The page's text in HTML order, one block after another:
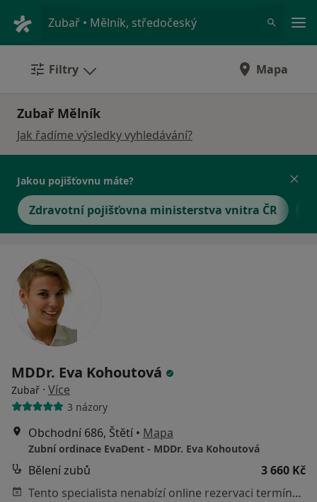
Zubař • Mělník, středočeský
Filtry Mapa
Zubař Mělník
Jak řadíme výsledky vyhledávání?
Jakou pojišťovnu máte?
Zdravotní pojišťovna ministerstva vnitra ČR
MDDr. Eva Kohoutová
Zubař · Více
3 názory
Obchodní 686, Štětí • Mapa
Zubní ordinace EvaDent - MDDr. Eva Kohoutová
Bělení zubů
3 660 Kč
Tento specialista nenabízí online rezervaci termínu na této adrese.